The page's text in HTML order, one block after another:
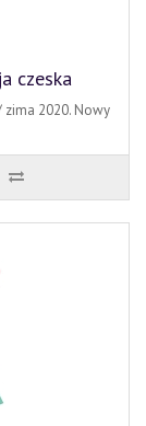
czeska
2020. Nowy